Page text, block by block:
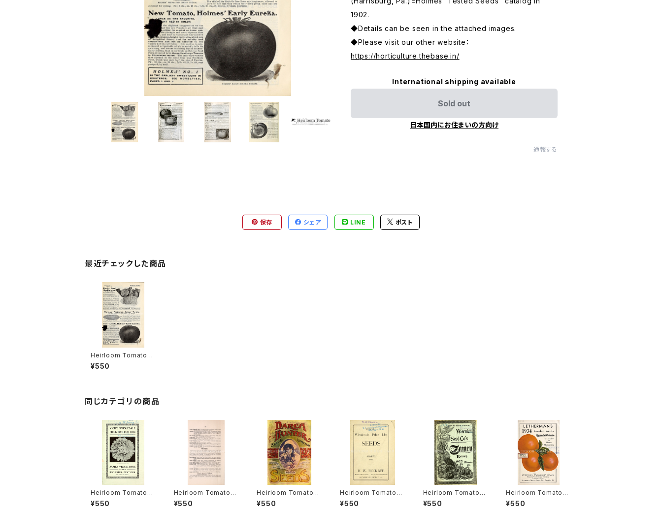
1902.
◆Details can be seen in the attached images.
◆Please visit our other website：
https://horticulture.thebase.in/
International shipping available
Sold out
日本国内にお住まいの方向け
通報する
保存 シェア LINE ポスト
最近チェックした商品
Heirloom Tomato®
Holmes' Early Eurek
a エアルーム・トマト・ホ
¥550
同じカテゴリの商品
Heirloom Tomato®
Livingston's Crimso
n Globe エアルーム・
¥550
Heirloom Tomato®
Cedar Hill エアルー
ム・トマト・セダー・ヒル
¥550
Heirloom Tomato®
Canada Pride エアル
ーム・トマト・カナダ・プ
¥550
Heirloom Tomato®
Livingston's Crimso
n Cushion エアルー
¥550
Heirloom Tomato®
Livingston's Boufo
mmenheir エアルー
¥550
Heirloom Tomato®
Lethermans' Param
ount エアルーム・トマ
¥550